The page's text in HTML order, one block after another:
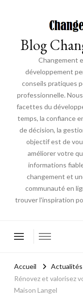
Blog
Changement
développement
conseils pratiques
professionnelle.
facettes du
temps, la confiance
de décision, la
objectif est de
améliorer votre
informations
changement et
communauté en
trouver l'inspiration
Accueil
Rénovez et valorisez
Maison Langel